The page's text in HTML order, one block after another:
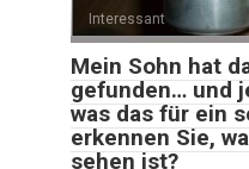
Interessant
Mein Sohn hat
gefunden… und
was das für ein
erkennen Sie,
sehen ist?